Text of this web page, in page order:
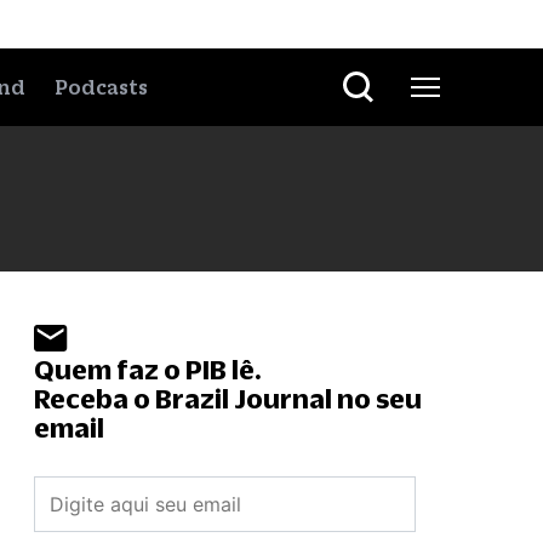
Podcasts
Quem faz o PIB lê.
Receba o Brazil Journal no seu
email